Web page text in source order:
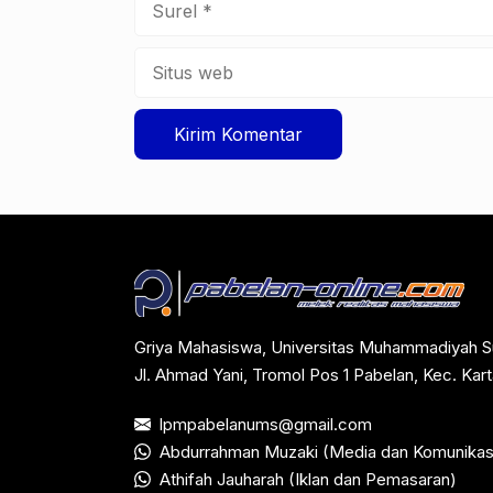
Griya Mahasiswa, Universitas Muhammadiyah
Jl. Ahmad Yani, Tromol Pos 1 Pabelan, Kec.
lpmpabelanums@gmail.com
Abdurrahman Muzaki (Media dan
Athifah Jauharah (Iklan dan Pemasaran)